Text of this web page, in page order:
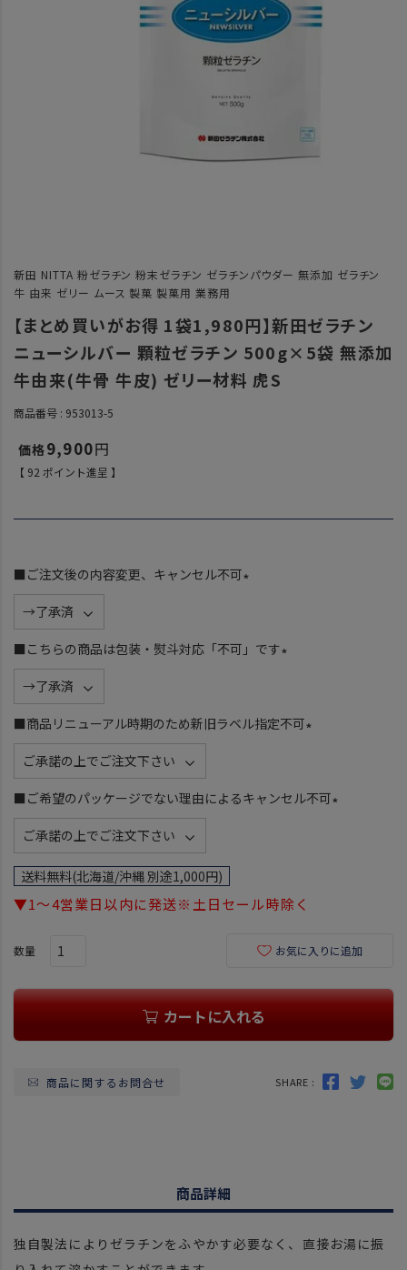
新田 NITTA 粉ゼラチン 粉末ゼラチン ゼラチンパウダー 無添加 ゼラチン
牛 由来 ゼリー ムース 製菓 製菓用 業務用
【まとめ買いがお得 1袋1,980円】新田ゼラチン
ニューシルバー 顆粒ゼラチン 500g×5袋 無添加
牛由来(牛骨 牛皮) ゼリー材料 虎S
商品番号 953013-5
9,900
【 92 ポイント進呈 】
■ご注文後の内容変更、キャンセル不可
須
■こちらの商品は包装・熨斗対応「不可」です
須
■商品リニューアル時期のため新旧ラベル指定不可
須
■ご希望のパッケージでない理由によるキャンセル不可
送料無料(北海道/沖縄 別途1,000円)
▼1～4営業日以内に発送※土日セール時除く
お気に入りに追加
カートに入れる
商品に関するお問合せ SHARE :
商品詳細
独自製法によりゼラチンをふやかす必要なく、直接お湯に振